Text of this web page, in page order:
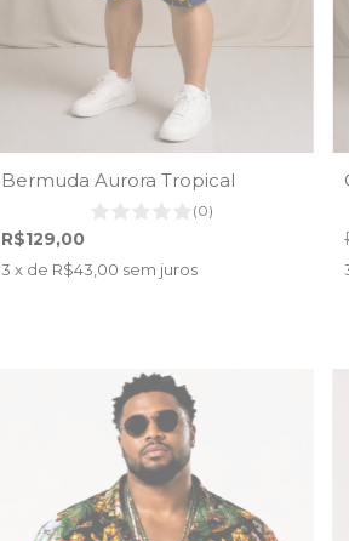
Bermuda Aurora Tropical
(0)
R$129,00
3 x de R$43,00 sem juros